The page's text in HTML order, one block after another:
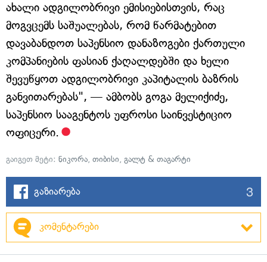
ახალი ადგილობრივი ემისიებისთვის, რაც
მოგვცემს საშუალებას, რომ წარმატებით
დავაბანდოთ საპენსიო დანაზოგები ქართული
კომპანიების ფასიან ქაღალდებში და ხელი
შევუწყოთ ადგილობრივი კაპიტალის ბაზრის
განვითარებას", — ამბობს გოგა მელიქიძე,
საპენსიო სააგენტოს უფროსი საინვესტიციო
ოფიცერი.
გაიგეთ მეტი: ნიკორა, თიბისი, გალტ & თაგარტი
გაზიარება 3
კომენტარები